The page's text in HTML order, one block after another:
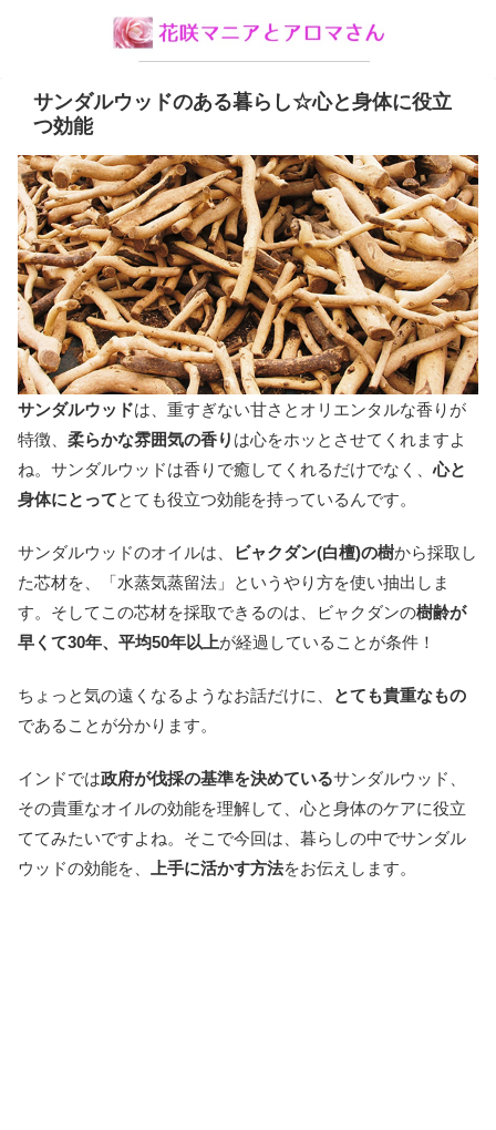
サンダルウッドのある暮らし☆心と身体に役立
つ効能
サンダルウッドは、重すぎない甘さとオリエンタルな香りが
特徴、 柔らかな雰囲気の香り は心をホッとさせてくれますよ
ね。サンダルウッドは香りで癒してくれるだけでなく、心と
身体にとってとても役立つ効能を持っているんです。
サンダルウッドのオイルは、 ビャクダン(白檀)の樹から採取し
た芯材を、「水蒸気蒸留法」というやり方を使い抽出しま
す。そしてこの芯材を採取できるのは、ビャクダンの樹齢が
早くて30年、平均50年以上が経過していることが条件！
ちょっと気の遠くなるようなお話だけに、
とても貴重なもの
であることが分かります。
インドでは政府が伐採の基準を決めているサンダルウッド、
その貴重なオイルの効能を理解して、心と身体のケアに役立
ててみたいですよね。そこで今回は、暮らしの中でサンダル
ウッドの効能を、
上手に活かす方法をお伝えします。